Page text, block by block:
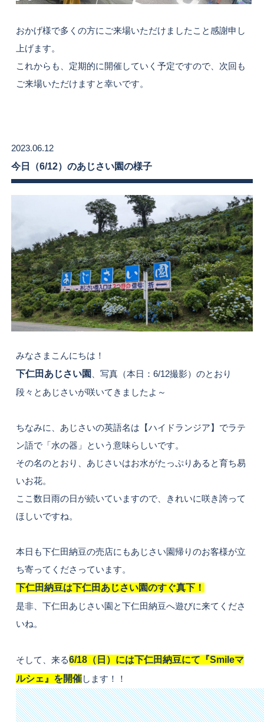
おかげ様で多くの方にご来場いただけましたこと感謝申し
上げます。
これからも、定期的に開催していく予定ですので、次回も
ご来場いただけますと幸いです。
2023.06.12
今日（6/12）のあじさい園の様子
みなさまこんにちは！
下仁田あじさい園
、写真（本日：6/12撮影）のとおり
段々とあじさいが咲いてきましたよ～
ちなみに、あじさいの英語名は【ハイドランジア】でラテ
ン語で「水の器」という意味らしいです。
その名のとおり、あじさいはお水がたっぷりあると育ち易
いお花。
ここ数日雨の日が続いていますので、きれいに咲き誇って
ほしいですね。
本日も下仁田納豆の売店にもあじさい園帰りのお客様が立
ち寄ってくださっています。
下仁田納豆は下仁田あじさい園のすぐ真下！
是非、下仁田あじさい園と下仁田納豆へ遊びに来てくださ
いね。
そして、来る6/18（日）には下仁田納豆にて 『Smileマ
ルシェ』 を開催します！！